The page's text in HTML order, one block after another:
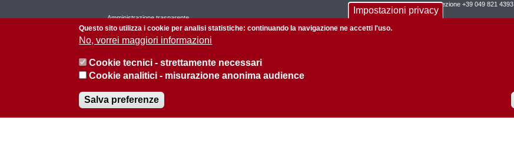
Amministrazione trasparente
Area riservata GeBeS
Planet Time
Segreteria di Direzione +39 049 821 4393
Impostazioni privacy
Questo sito utilizza i cookie per analisi statistiche: continuando la navigazione ne accetti l'uso.
No, vorrei maggiori informazioni
Cookie tecnici - strettamente necessari
Cookie analitici - misurazione anonima audience
Salva preferenze